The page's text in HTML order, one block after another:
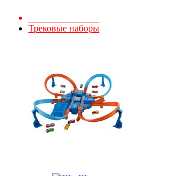
Трековые наборы